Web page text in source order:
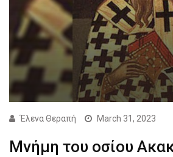
Έλενα Θεραπή March 31, 2023
Μνήμη του οσίου